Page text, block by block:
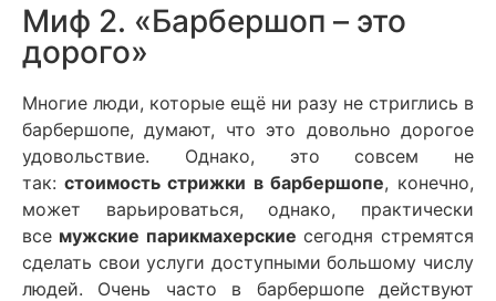
Миф 2. «Барбершоп – это
дорого»
Многие люди, которые ещё ни разу не стриглись в
барбершопе, думают, что это довольно дорогое
удовольствие. Однако, это совсем не
так: стоимость стрижки в барбершопе, конечно,
может варьироваться, однако, практически
все мужские парикмахерские сегодня стремятся
сделать свои услуги доступными большому числу
людей. Очень часто в барбершопе действуют